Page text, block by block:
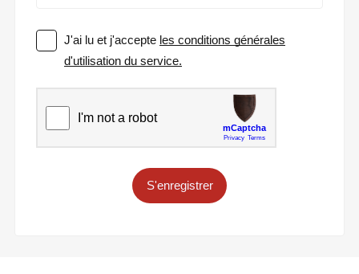
J'ai lu et j'accepte les conditions générales
d'utilisation du service.
S'enregistrer